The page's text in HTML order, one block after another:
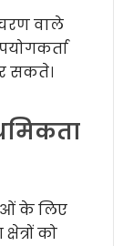
वाले
सकते।
के लिए
को